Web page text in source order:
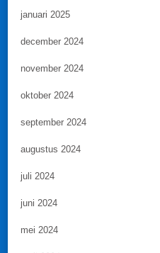
januari 2025
december 2024
november 2024
oktober 2024
september 2024
augustus 2024
juli 2024
juni 2024
mei 2024